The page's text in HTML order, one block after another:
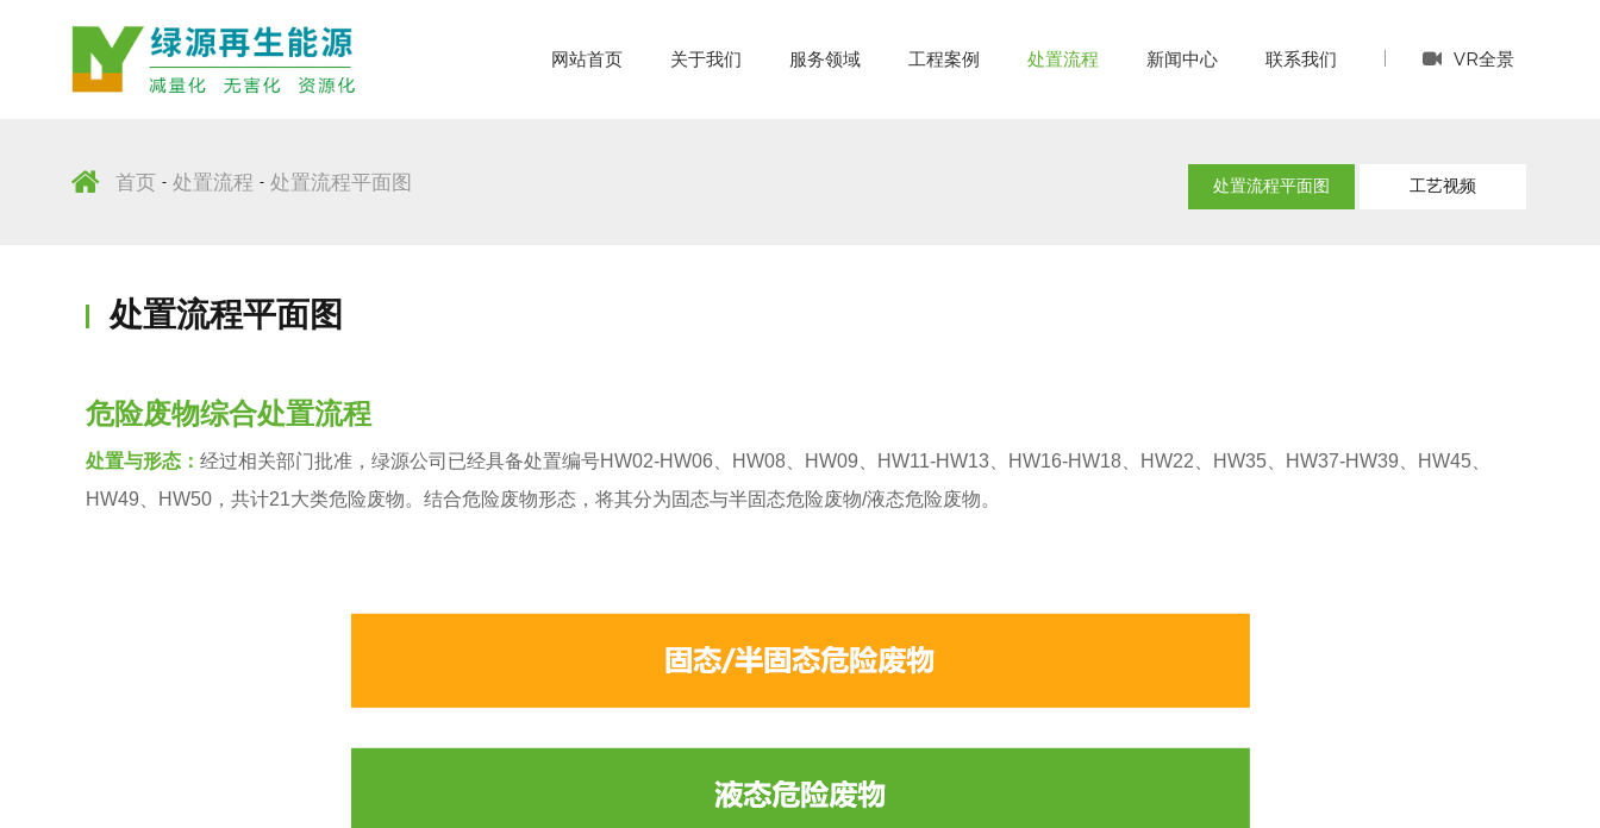
VR全景
网站首页 关于我们 服务领域 工程案例 处置流程 新闻中心 联系我们
首页 - 处置流程 - 处置流程平面图 处置流程平面图 工艺视频
处置流程平面图
危险废物综合处置流程
处置与形态： 经过相关部门批准，绿源公司已经具备处置编号HW02-HW06、HW08、HW09、HW11-HW13、HW16-HW18、HW22、HW35、HW37-HW39、HW45、
HW49、HW50，共计21大类危险废物。结合危险废物形态，将其分为固态与半固态危险废物/液态危险废物。